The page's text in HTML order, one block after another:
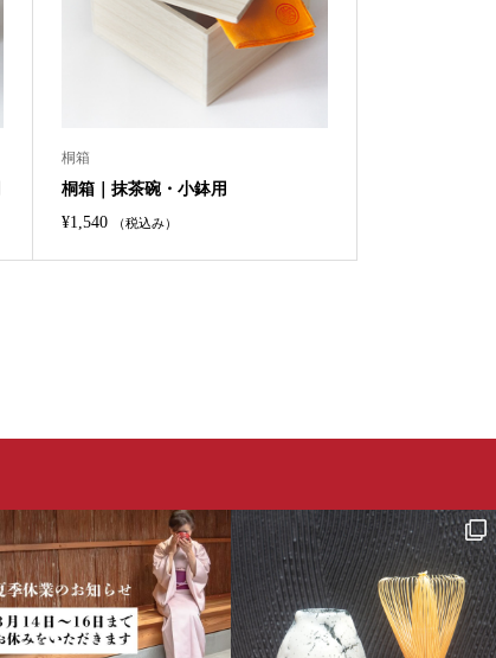
桐箱
桐箱｜抹茶碗・小鉢用
¥1,540 （税込み）